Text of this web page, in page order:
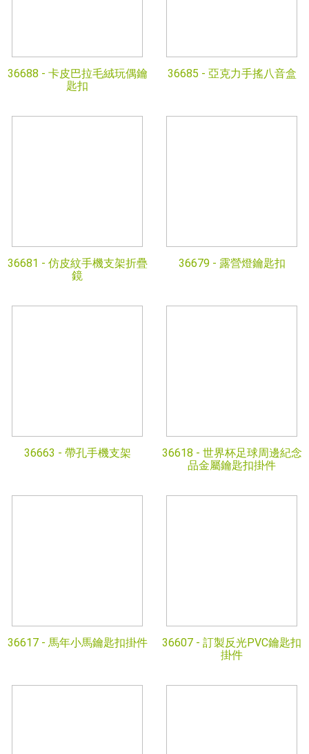
36688 - 卡皮巴拉毛絨玩偶鑰
匙扣
36685 - 亞克力手搖八音盒
36681 - 仿皮紋手機支架折疊
鏡
36679 - 露營燈鑰匙扣
36663 - 帶孔手機支架 36618 - 世界杯足球周邊紀念
品金屬鑰匙扣掛件
36617 - 馬年小馬鑰匙扣掛件 36607 - 訂製反光PVC鑰匙扣
掛件